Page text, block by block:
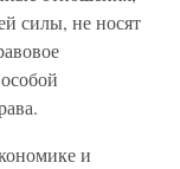
силы, не носят
и